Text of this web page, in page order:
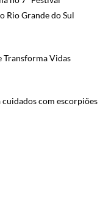
Rio Grande do Sul
Transforma Vidas
cuidados com escorpiões